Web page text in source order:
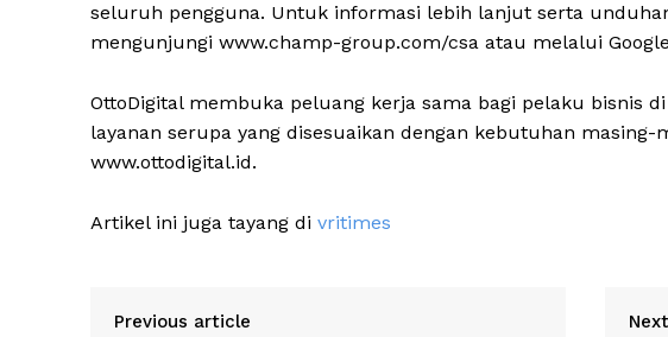
seluruh pengguna. Untuk informasi lebih lanjut serta
mengunjungi www.champ-group.com/csa atau melalui
OttoDigital membuka peluang kerja sama bagi pelaku bisnis
layanan serupa yang disesuaikan dengan kebutuhan
www.ottodigital.id.
Artikel ini juga tayang di vritimes
Previous article